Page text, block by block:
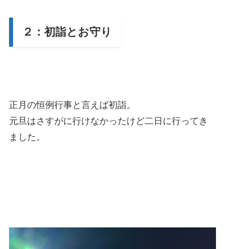
２：初詣とお守り
正月の恒例行事と言えば初詣。
元旦はさすがに行けなかったけど二日に行ってき
ました。